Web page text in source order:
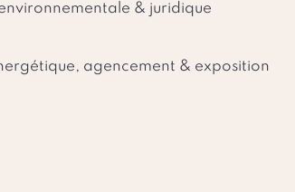
& juridique
agencement & exposition